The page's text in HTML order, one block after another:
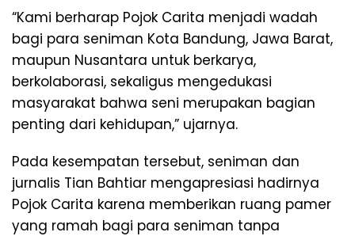
“Kami berharap Pojok Carita menjadi wadah
bagi para seniman Kota Bandung, Jawa Barat,
maupun Nusantara untuk berkarya,
berkolaborasi, sekaligus mengedukasi
masyarakat bahwa seni merupakan bagian
penting dari kehidupan,” ujarnya.
Pada kesempatan tersebut, seniman dan
jurnalis Tian Bahtiar mengapresiasi hadirnya
Pojok Carita karena memberikan ruang pamer
yang ramah bagi para seniman tanpa